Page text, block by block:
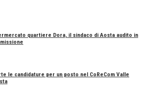
quartiere Dora, il sindaco di Aosta audito in
le candidature per un posto nel CoReCom Valle